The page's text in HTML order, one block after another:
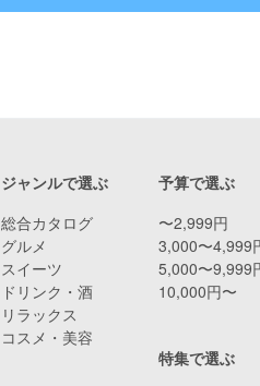
予算で選ぶ
〜2,999円
3,000〜4,999
5,000〜9,999
10,000円〜
ジャンルで選ぶ
総合カタログ
グルメ
スイーツ
ドリンク・酒
リラックス
コスメ・美容
特集で選ぶ